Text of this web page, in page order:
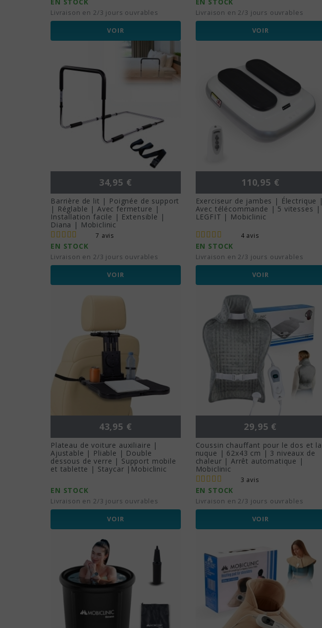
Livraison en 2/3 jours ouvrables
VOIR
Livraison en 2/3 jours ouvrables
VOIR
Prix
34,95 €
Barrière de lit | Poignée de support
| Réglable | Avec fermeture |
Installation facile | Extensible |
Diana | Mobiclinic
7 avis
EN STOCK
Livraison en 2/3 jours ouvrables
VOIR
Prix
110,95 €
Exerciseur de jambes | Électrique |
Avec télécommande | 5 vitesses |
LEGFIT | Mobiclinic
4 avis
EN STOCK
Livraison en 2/3 jours ouvrables
VOIR
Prix
43,95 €
Plateau de voiture auxiliaire |
Ajustable | Pliable | Double
dessous de verre | Support mobile
et tablette | Staycar |Mobiclinic
EN STOCK
Livraison en 2/3 jours ouvrables
VOIR
Prix
29,95 €
Coussin chauffant pour le dos et la
nuque | 62x43 cm | 3 niveaux de
chaleur | Arrêt automatique |
Mobiclinic
3 avis
EN STOCK
Livraison en 2/3 jours ouvrables
VOIR